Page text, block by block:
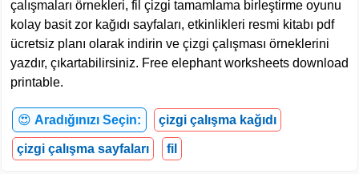
çalışmaları örnekleri, fil çizgi tamamlama birleştirme oyunu
kolay basit zor kağıdı sayfaları, etkinlikleri resmi kitabı pdf
ücretsiz planı olarak indirin ve çizgi çalışması örneklerini
yazdır, çıkartabilirsiniz. Free elephant worksheets download
printable.
😍 Aradığınızı Seçin: çizgi çalışma kağıdı
çizgi çalışma sayfaları fil